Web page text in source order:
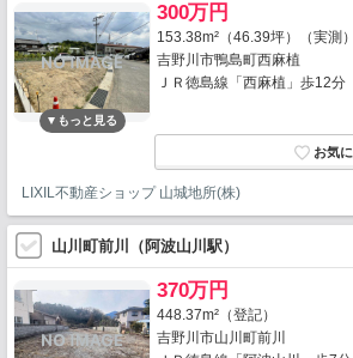
300万円
153.38m²（46.39坪）（実測）
吉野川市鴨島町西麻植
ＪＲ徳島線「西麻植」歩12分
LIXIL不動産ショップ 山城地所(株)
山川町前川（阿波山川駅）
370万円
448.37m²（登記）
吉野川市山川町前川